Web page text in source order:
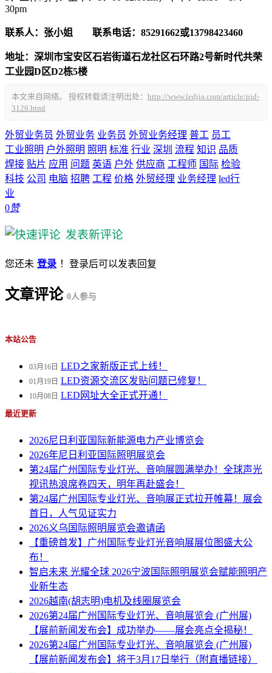
30pm
联系人：张小姐 联系电话：85291662或13798423460
地址：深圳市宝安区石岩街道石龙社区石环路2号新时代共荣
工业园D区D2栋5楼
本文来自网络。 授权转载请注明出处： http://www.ledjia.com/article/pid-
3126.html
外贸业务员 外贸业务 业务员 外贸业务经理 普工 员工
工业照明 户外照明 照明 标准 行业 深圳 流程 知识 品质
焊接 贴片 应用 问题 英语 户外 供应商 工程师 国际 检验
科技 公司 电脑 招聘 工程 价格 外贸经理 业务经理 led行
业
0赞
发表新评论
您还未 登录 ！登录后可以发表回复
文章评论 0人参与
本站公告
03月16日 LED之家新版正式上线！
01月19日 LED资源交流区发贴问题已修复！
10月08日 LED网址大全正式开通！
最近更新
2026尼日利亚国际新能源电力产业博览会
2026年尼日利亚国际照明展览会
第24届广州国际专业灯光、音响展圆满举办！全球声光
视讯热浪席卷四天，明年再赴盛会！
第24届广州国际专业灯光、音响展正式拉开帷幕！展会
首日，人气见证实力
2026义乌国际照明展览会邀请函
【重磅首发】广州国际专业灯光音响展展位图盛大公
布！
智启未来 光耀全球 2026宁波国际照明展览会赋能照明产
业新生态
2026越南(胡志明)电机及线圈展览会
2026第24届广州国际专业灯光、音响展览会 (广州展)
【展前新闻发布会】成功举办——展会亮点全揭秘！
2026第24届广州国际专业灯光、音响展览会 (广州展)
【展前新闻发布会】将于3月17日举行（附直播链接）